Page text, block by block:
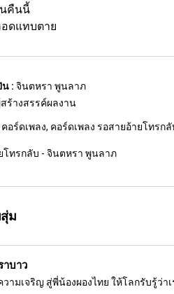
คืนนี้
ดแทบตาย
: จินตหรา พูนลาภ
ร้างสรรค์ผลงาน
อร์ดเพลง, คอร์ดเพลง รอสายอ้ายโทร
โทรกลับ - จินตหรา พูนลาภ
ม
าบาว
ามเจริญ สู่พี่น้องผองไทย ให้โลกรับรู้ว่า